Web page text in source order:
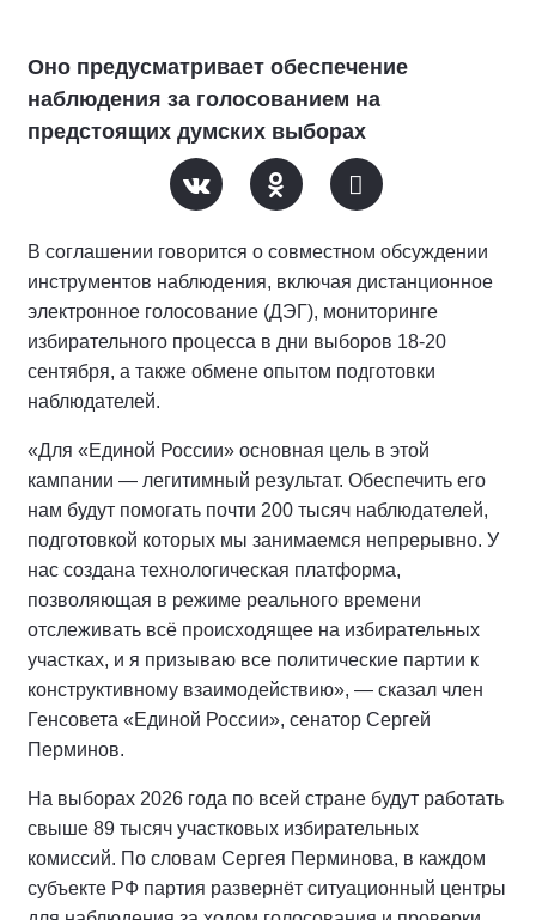
Оно предусматривает обеспечение
наблюдения за голосованием на
предстоящих думских выборах
В соглашении говорится о совместном обсуждении
инструментов наблюдения, включая дистанционное
электронное голосование (ДЭГ), мониторинге
избирательного процесса в дни выборов 18-20
сентября, а также обмене опытом подготовки
наблюдателей.
«Для «Единой России» основная цель в этой
кампании — легитимный результат. Обеспечить его
нам будут помогать почти 200 тысяч наблюдателей,
подготовкой которых мы занимаемся непрерывно. У
нас создана технологическая платформа,
позволяющая в режиме реального времени
отслеживать всё происходящее на избирательных
участках, и я призываю все политические партии к
конструктивному взаимодействию», — сказал член
Генсовета «Единой России», сенатор Сергей
Перминов.
На выборах 2026 года по всей стране будут работать
свыше 89 тысяч участковых избирательных
комиссий. По словам Сергея Перминова, в каждом
субъекте РФ партия развернёт ситуационный центры